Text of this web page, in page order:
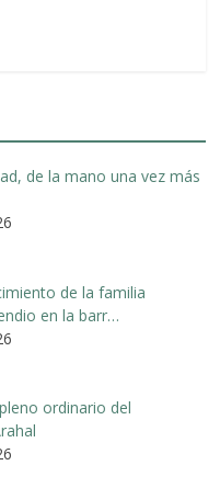
de la mano una vez más
de la familia
en la barr…
ordinario del